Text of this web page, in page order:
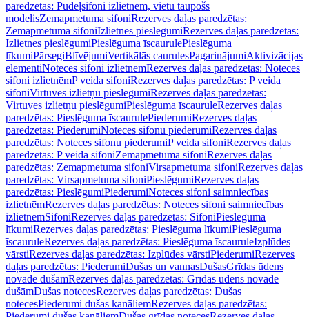
paredzētas: Pudeļsifoni izlietnēm, vietu taupošs
modelisZemapmetuma sifoniRezerves daļas paredzētas:
Zemapmetuma sifoniIzlietnes pieslēgumiRezerves daļas paredzētas:
Izlietnes pieslēgumiPieslēguma īscaurulePieslēguma
līkumiPārsegiBlīvējumiVertikālās caurulesPagarinājumiAktivizācijas
elementiNoteces sifoni izlietnēmRezerves daļas paredzētas: Noteces
sifoni izlietnēmP veida sifoniRezerves daļas paredzētas: P veida
sifoniVirtuves izlietņu pieslēgumiRezerves daļas paredzētas:
Virtuves izlietņu pieslēgumiPieslēguma īscauruleRezerves daļas
paredzētas: Pieslēguma īscaurulePiederumiRezerves daļas
paredzētas: PiederumiNoteces sifonu piederumiRezerves daļas
paredzētas: Noteces sifonu piederumiP veida sifoniRezerves daļas
paredzētas: P veida sifoniZemapmetuma sifoniRezerves daļas
paredzētas: Zemapmetuma sifoniVirsapmetuma sifoniRezerves daļas
paredzētas: Virsapmetuma sifoniPieslēgumiRezerves daļas
paredzētas: PieslēgumiPiederumiNoteces sifoni saimniecības
izlietnēmRezerves daļas paredzētas: Noteces sifoni saimniecības
izlietnēmSifoniRezerves daļas paredzētas: SifoniPieslēguma
līkumiRezerves daļas paredzētas: Pieslēguma līkumiPieslēguma
īscauruleRezerves daļas paredzētas: Pieslēguma īscauruleIzplūdes
vārstiRezerves daļas paredzētas: Izplūdes vārstiPiederumiRezerves
daļas paredzētas: PiederumiDušas un vannasDušasGrīdas ūdens
novade dušāmRezerves daļas paredzētas: Grīdas ūdens novade
dušāmDušas notecesRezerves daļas paredzētas: Dušas
notecesPiederumi dušas kanāliemRezerves daļas paredzētas: